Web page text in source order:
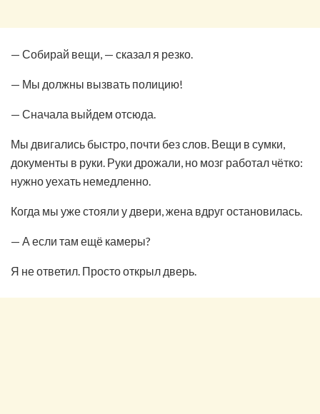
— Собирай вещи, — сказал я резко.
— Мы должны вызвать полицию!
— Сначала выйдем отсюда.
Мы двигались быстро, почти без слов. Вещи в сумки,
документы в руки. Руки дрожали, но мозг работал чётко:
нужно уехать немедленно.
Когда мы уже стояли у двери, жена вдруг остановилась.
— А если там ещё камеры?
Я не ответил. Просто открыл дверь.